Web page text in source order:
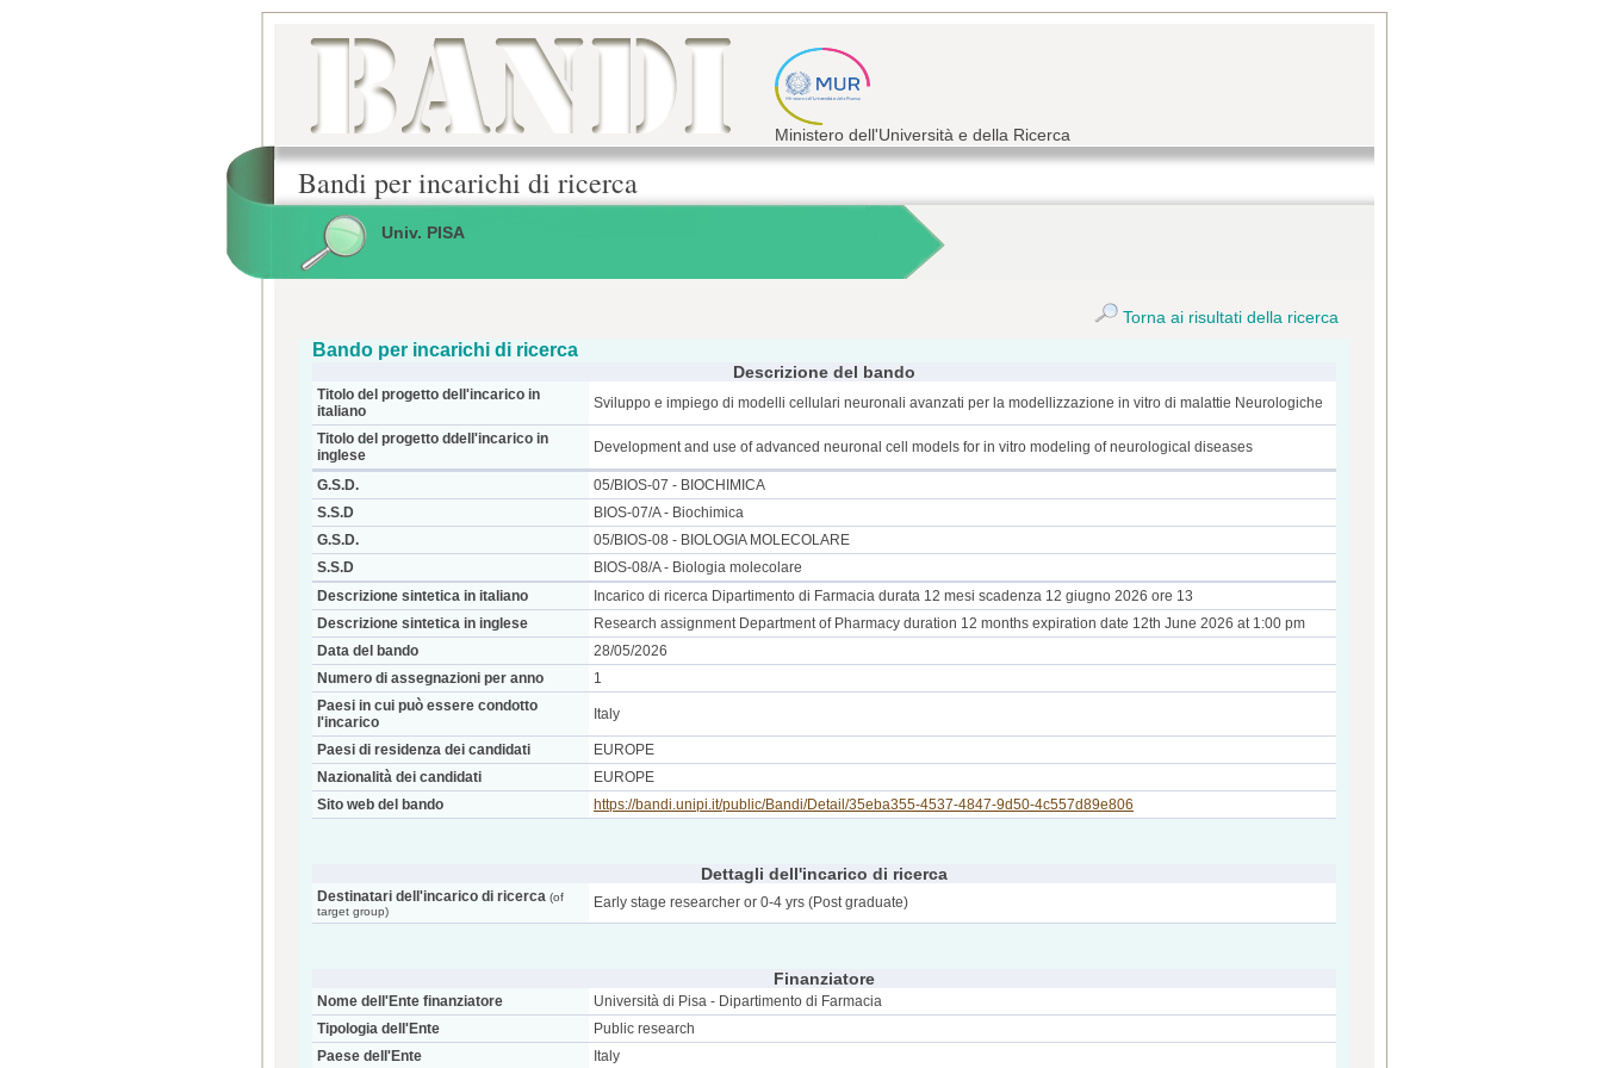
Ministero dell'Università e della Ricerca
Bandi per incarichi di ricerca
Univ. PISA
Torna ai risultati della ricerca
Bando per incarichi di ricerca
Descrizione del bando
Titolo del progetto dell'incarico in
italiano
Sviluppo e impiego di modelli cellulari neuronali avanzati per la modellizzazione in vitro di malattie Neurologiche
Titolo del progetto ddell'incarico in
inglese
Development and use of advanced neuronal cell models for in vitro modeling of neurological diseases
G.S.D.
05/BIOS-07 - BIOCHIMICA
S.S.D
BIOS-07/A - Biochimica
G.S.D.
05/BIOS-08 - BIOLOGIA MOLECOLARE
S.S.D
BIOS-08/A - Biologia molecolare
Descrizione sintetica in italiano
Incarico di ricerca Dipartimento di Farmacia durata 12 mesi scadenza 12 giugno 2026 ore 13
Descrizione sintetica in inglese
Research assignment Department of Pharmacy duration 12 months expiration date 12th June 2026 at 1:00 pm
Data del bando
28/05/2026
Numero di assegnazioni per anno
1
Paesi in cui può essere condotto
l'incarico
Italy
Paesi di residenza dei candidati
EUROPE
Nazionalità dei candidati
EUROPE
Sito web del bando
https://bandi.unipi.it/public/Bandi/Detail/35eba355-4537-4847-9d50-4c557d89e806
Dettagli dell'incarico di ricerca
Destinatari dell'incarico di ricerca (of
target group)
Early stage researcher or 0-4 yrs (Post graduate)
Finanziatore
Nome dell'Ente finanziatore
Università di Pisa - Dipartimento di Farmacia
Tipologia dell'Ente
Public research
Paese dell'Ente
Italy